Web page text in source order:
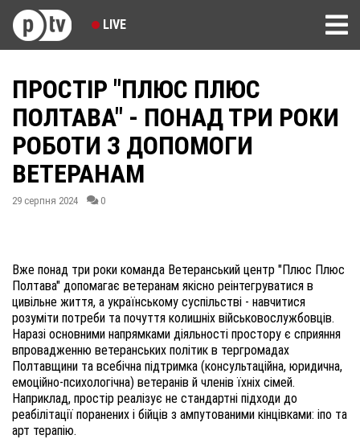
LIVE
ПРОСТІР "ПЛЮС ПЛЮС
ПОЛТАВА" - ПОНАД ТРИ РОКИ
РОБОТИ З ДОПОМОГИ
ВЕТЕРАНАМ
29 серпня 2024 0
Вже понад три роки команда Ветеранський центр "Плюс Плюс
Полтава" допомагає ветеранам якісно реінтегруватися в
цивільне життя, а українському суспільстві - навчитися
розуміти потреби та почуття колишніх військовослужбовців.
Наразі основними напрямками діяльності простору є сприяння
впровадженню ветеранських політик в тергромадах
Полтавщини та всебічна підтримка (консультаційна, юридична,
емоційно-психологічна) ветеранів й членів їхніх сімей.
Наприклад, простір реалізує не стандартні підходи до
реабілітації поранених і бійців з ампутованими кінцівками: іпо та
арт терапію.